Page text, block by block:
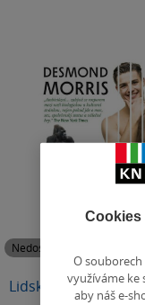
Nedostupné
Lidská ZOO
Cookies
O souborech
využíváme ke
aby náš e-